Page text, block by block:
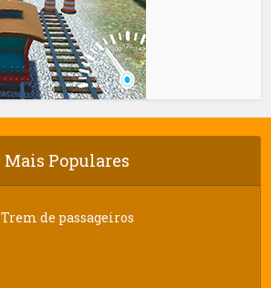
Mais Populares
Trem de passageiros